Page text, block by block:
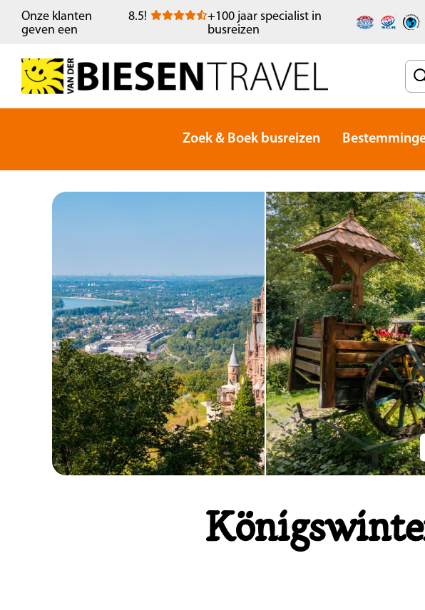
Onze klanten
geven een
8.5!
+100 jaar specialist in
busreizen
Zoek & Boek busreizen